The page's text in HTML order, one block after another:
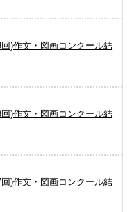
)作文・図画コンクール結
)作文・図画コンクール結
)作文・図画コンクール結